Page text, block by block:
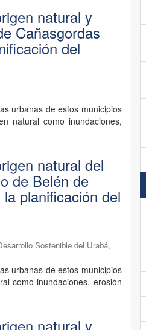
natural y
Cañasgordas
del
urbanas de estos municipios
natural como inundaciones,
natural del
de Belén de
planificación del
Sostenible del Urabá,
urbanas de estos municipios
como inundaciones, erosión
natural y